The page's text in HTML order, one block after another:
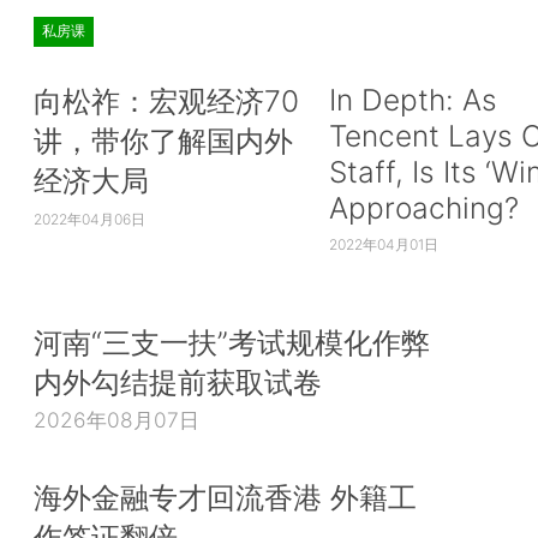
私房课
向松祚：宏观经济70
讲，带你了解国内外
经济大局
2022年04月06日
In Depth: As
Tencent Lays
Staff, Is Its
Approaching?
2022年04月01日
河南“三支一扶”考试规模化作弊
内外勾结提前获取试卷
2026年08月07日
海外金融专才回流香港 外籍工